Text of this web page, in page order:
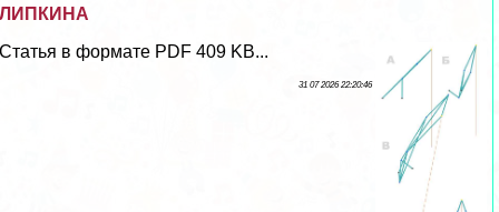
ЛИПКИНА
Статья в формате PDF 409 KB...
31 07 2026 22:20:46